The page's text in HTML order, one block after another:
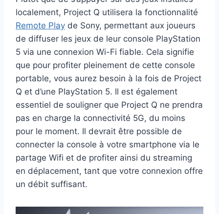
localement, Project Q utilisera la fonctionnalité
Remote Play de Sony, permettant aux joueurs
de diffuser les jeux de leur console PlayStation
5 via une connexion Wi-Fi fiable. Cela signifie
que pour profiter pleinement de cette console
portable, vous aurez besoin à la fois de Project
Q et d’une PlayStation 5. Il est également
essentiel de souligner que Project Q ne prendra
pas en charge la connectivité 5G, du moins
pour le moment. Il devrait être possible de
connecter la console à votre smartphone via le
partage Wifi et de profiter ainsi du streaming
en déplacement, tant que votre connexion offre
un débit suffisant.